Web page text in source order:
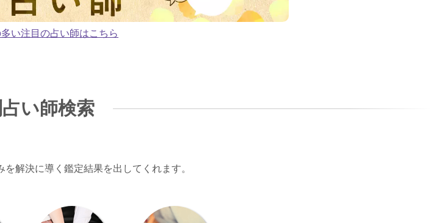
い注目の占い師はこちら
い師検索
解決に導く鑑定結果を出してくれます。